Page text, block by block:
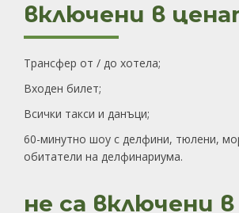
включени в
Трансфер от / до хотела;
Входен билет;
Всички такси и данъци;
60-минутно шоу с делфини, тюлени,
обитатели на делфинариума.
не са включени в